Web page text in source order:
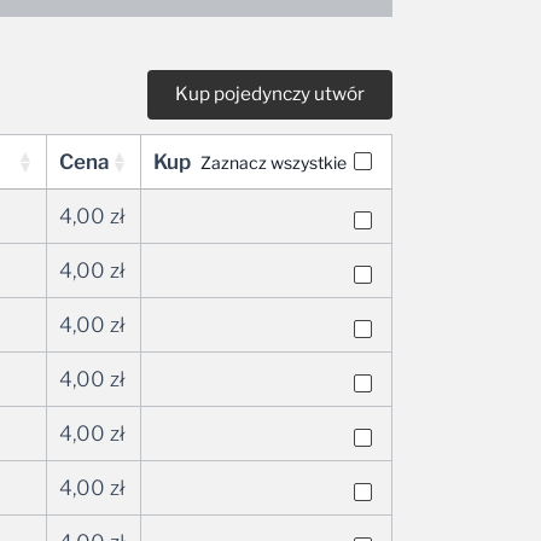
Cena Kup Zaznacz wszystkie
4,00 zł
4,00 zł
4,00 zł
4,00 zł
4,00 zł
4,00 zł